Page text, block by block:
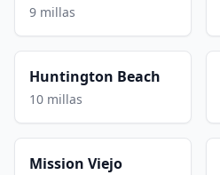
9 millas
Huntington Beach
10 millas
Mission Viejo